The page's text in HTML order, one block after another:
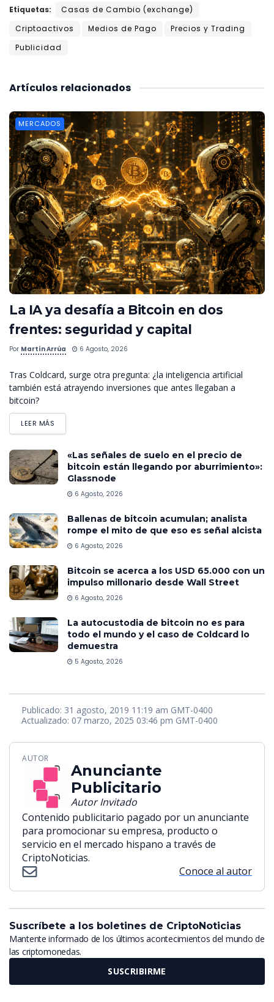
Etiquetas:
Casas de Cambio (exchange)
Criptoactivos
Medios de Pago
Precios y Trading
Publicidad
relacionados
Artículos
MERCADOS
La IA ya desafía a Bitcoin en dos
frentes: seguridad y capital
Por Martín Arrúa 6 Agosto, 2026
Tras Coldcard, surge otra pregunta: ¿la inteligencia artificial
también está atrayendo inversiones que antes llegaban a
bitcoin?
LEER MÁS
«Las señales de suelo en el precio de
bitcoin están llegando por aburrimiento»:
Glassnode
6 Agosto, 2026
Ballenas de bitcoin acumulan; analista
rompe el mito de que eso es señal alcista
6 Agosto, 2026
Bitcoin se acerca a los USD 65.000 con un
impulso millonario desde Wall Street
6 Agosto, 2026
La autocustodia de bitcoin no es para
todo el mundo y el caso de Coldcard lo
demuestra
5 Agosto, 2026
Publicado: 31 agosto, 2019 11:19 am GMT-0400
Actualizado: 07 marzo, 2025 03:46 pm GMT-0400
AUTOR
Anunciante
Publicitario
Autor Invitado
Contenido publicitario pagado por un anunciante
para promocionar su empresa, producto o
servicio en el mercado hispano a través de
CriptoNoticias.
Conoce al autor
Suscríbete a los boletines de CriptoNoticias
Mantente informado de los últimos acontecimientos del mundo de
las criptomonedas.
SUSCRIBIRME